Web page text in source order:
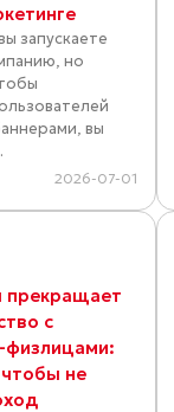
запускаете
но
вы
2026-07-01
прекращает
с
физлицами:
не